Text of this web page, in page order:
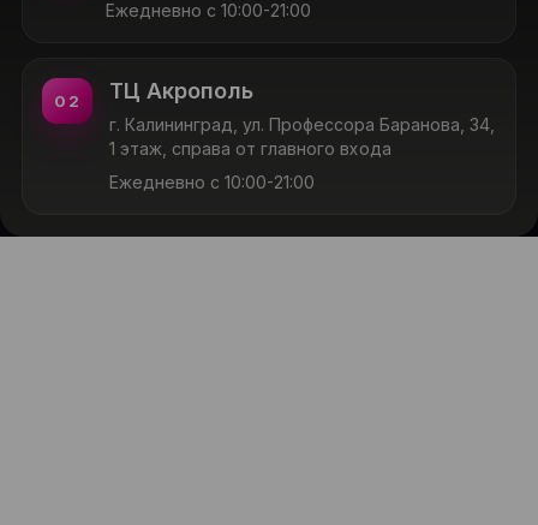
Ежедневно с 10:00-21:00
02 ТЦ Акрополь
г. Калининград, ул. Профессора Баранова, 34,
1 этаж, справа от главного входа
Ежедневно с 10:00-21:00